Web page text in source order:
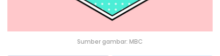
Sumber gambar: MBC